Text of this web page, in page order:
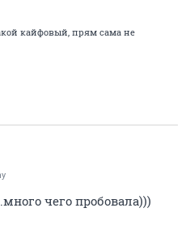
такой кайфовый, прям